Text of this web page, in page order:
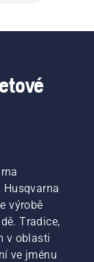
výrobě
Tradice,
v oblasti
ve jménu